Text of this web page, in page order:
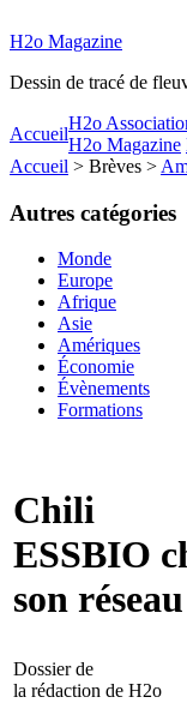
H2o Magazine
Dessin de tracé de
Accueil
H2o
H2o Magazine
Accueil > Brèves >
Autres catégories
Monde
Europe
Afrique
Asie
Amériques
Économie
Évènements
Formations
Chili
ESSBIO
son réseau
Dossier de
la rédaction de H2o